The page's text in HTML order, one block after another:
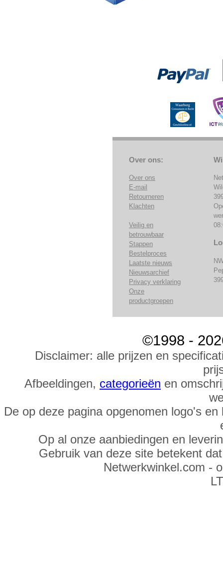
Over ons:
Over ons
E-mail
Retourneren
Klachten
Veilig en
betrouwbaar
Stappen
Bestelproces
Laatste nieuws
Nieuwsarchief
Privacy verklaring
Onze
productgroepen
©1998 -
Disclaimer: alle prijzen en
Afbeeldingen, categorieën en
De op deze pagina opgenomen logo's
Op al onze aanbiedingen en
Gebruik van deze site betekent
Netwerkwinkel.com -